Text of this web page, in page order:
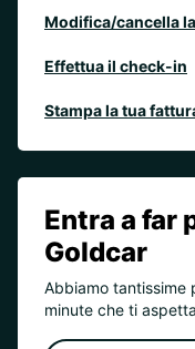
Modifica/cancella
Effettua il check-in
Stampa la tua
Entra a far
Goldcar
Abbiamo tantissime
minute che ti